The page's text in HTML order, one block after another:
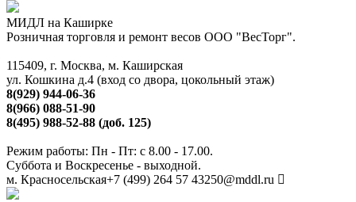
МИДЛ на Каширке
Розничная торговля и ремонт весов ООО "ВесТорг".
115409, г. Москва, м. Каширская
ул. Кошкина д.4 (вход со двора, цокольный этаж)
8(929) 944-06-36
8(966) 088-51-90
8(495) 988-52-88 (доб. 125)
Режим работы: Пн - Пт: с 8.00 - 17.00.
Суббота и Воскресенье - выходной.
м. Красносельская+7 (499) 264 57 43250@mddl.ru